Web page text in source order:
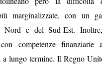
marginalizzate, con un
Nord e del Sud-Est.
competenze finanziarie
a lungo termine. Il Regno